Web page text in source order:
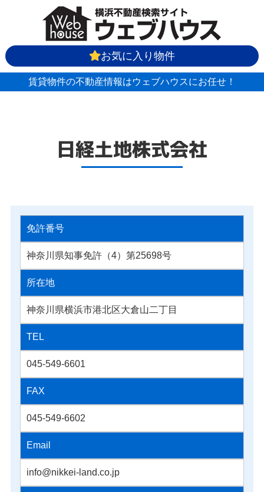
お気に入り物件
賃貸物件の不動産情報はウェブハウスにお任せ！
日経土地株式会社
免許番号
神奈川県知事免許（4）第25698号
所在地
神奈川県横浜市港北区大倉山二丁目
TEL
045-549-6601
FAX
045-549-6602
Email
info@nikkei-land.co.jp